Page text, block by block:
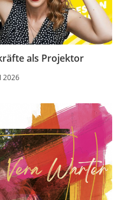
als Projektor
2026